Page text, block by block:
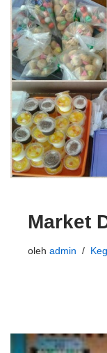
Market
oleh admin